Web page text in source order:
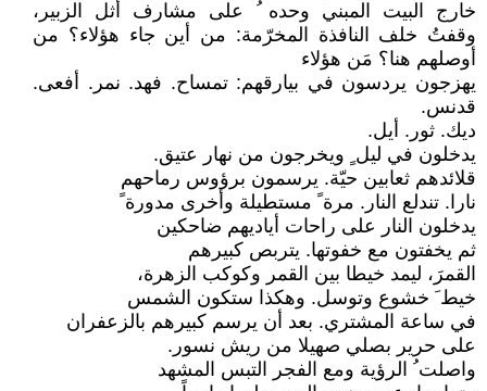
خارج البيت المبني وحده ُ على مشارف أثل الزبير،
وقفتُ خلف النافذة المخرّمة: من أين جاء هؤلاء؟ من
أوصلهم هنا؟ مَن هؤلاء
يهزجون يردسون في بيارقهم: تمساح. فهد. نمر. أفعى.
قدنس.
ديك. ثور. أيل.
يدخلون في ليل ٍ ويخرجون من نهار عتيق.
قلائدهم ثعابين حيّة. يرسمون برؤوس رماحهم
نارا. تندلع النار. مرة ً مستطيلة وأخرى مدورة ً
يدخلون النار على راحات أياديهم ضاحكين
ثم يخفتون مع خفوتها. يتربص كبيرهم
القمرَ، ليمد خيطا بين القمر وكوكب الزهرة،
خيط َ خشوع وتوسل. وهكذا ستكون الشمس
في ساعة المشتري. بعد أن يرسم كبيرهم بالزعفران
على حرير بصلي صهيلا من ريش نسور.
واصلت ُ الرؤية ومع الفجر التبس المشهد